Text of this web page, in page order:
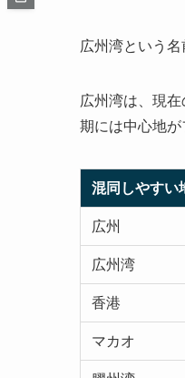
広州湾という
広州湾は、現
期には中心地が
混同しやすい
広州
広州湾
香港
マカオ